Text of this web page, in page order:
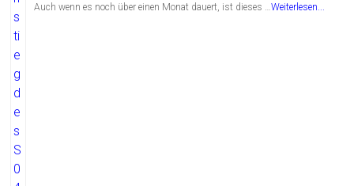
Auch wenn es noch über einen Monat dauert, ist dieses …Weiterlesen...